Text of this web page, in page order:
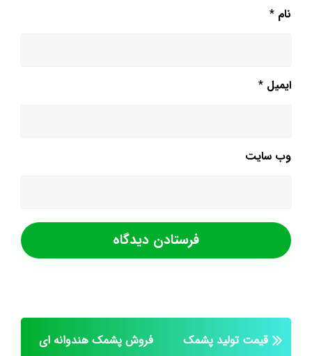
نام *
ایمیل *
وب‌ سایت
قیمت تولید پشمک
فروش پشمک هندوانه ای